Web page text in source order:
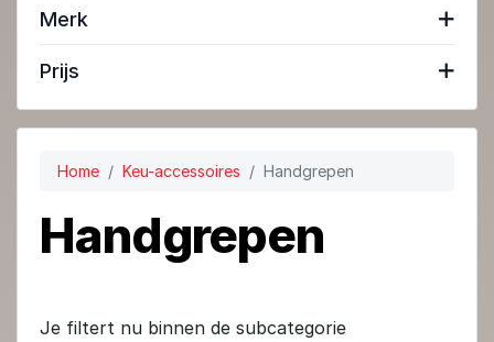
Merk
Prijs
Home Keu-accessoires Handgrepen
Handgrepen
Je filtert nu binnen de subcategorie